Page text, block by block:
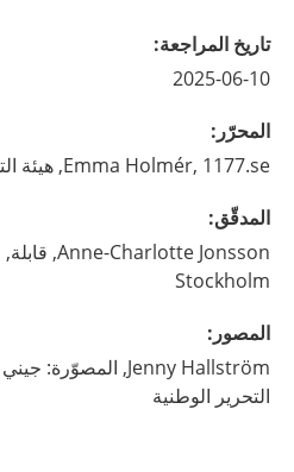
تاريخ المراجعة:
2025-06-10
المحرّر :
Emma Holmér, 1177.se, هيئة التحرير الوطنية
المدقّق:
Anne-Charlotte Jonsson, قابلة,
Stockholm
المصور :
Jenny Hallström,
التحرير الوطنية